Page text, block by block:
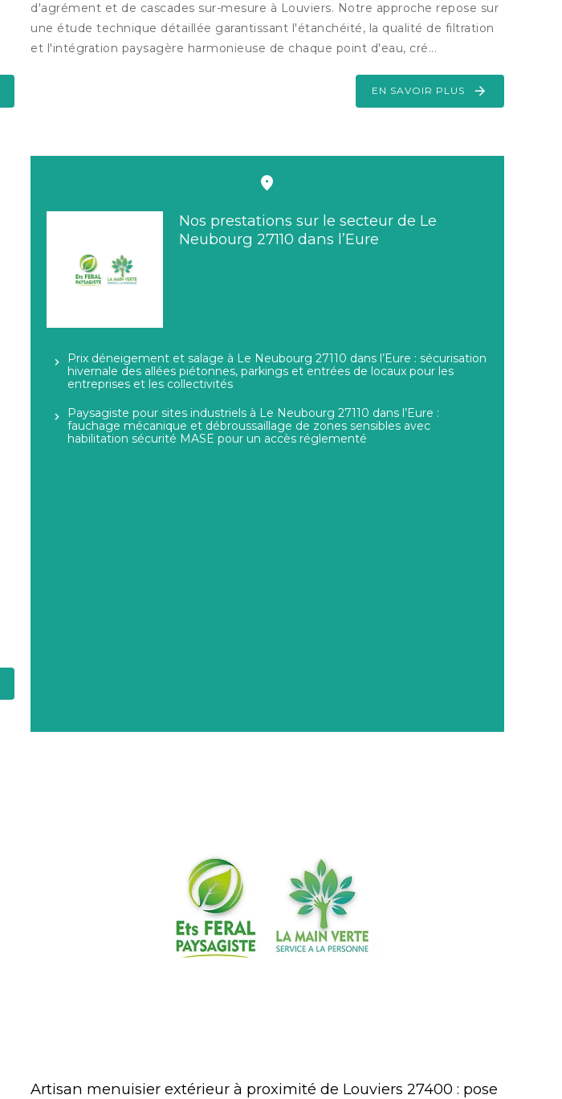
d'agrément et de cascades sur-mesure à Louviers. Notre approche repose sur
une étude technique détaillée garantissant l'étanchéité, la qualité de filtration
et l'intégration paysagère harmonieuse de chaque point d'eau, cré...
EN SAVOIR PLUS
Nos prestations sur le secteur de Le
Neubourg 27110 dans l’Eure
Prix déneigement et salage à Le Neubourg 27110 dans l’Eure : sécurisation
hivernale des allées piétonnes, parkings et entrées de locaux pour les
entreprises et les collectivités
Paysagiste pour sites industriels à Le Neubourg 27110 dans l’Eure :
fauchage mécanique et débroussaillage de zones sensibles avec
habilitation sécurité MASE pour un accès réglementé
Artisan menuisier extérieur à proximité de Louviers 27400 : pose